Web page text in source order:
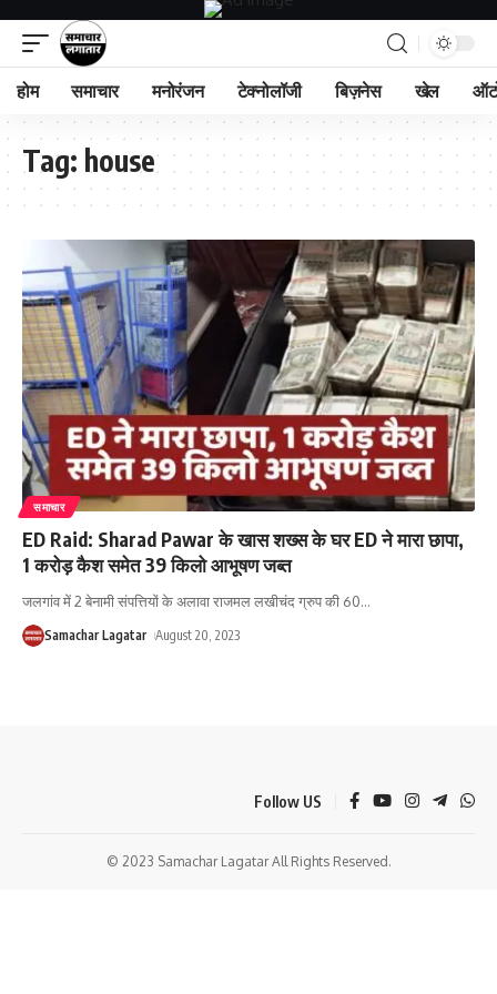
होम समाचार मनोरंजन टेक्नोलॉजी बिज़नेस खेल
Tag: house
समाचार
ED Raid: Sharad Pawar के खास शख्स के घर ED ने मारा छापा,
1 करोड़ कैश समेत 39 किलो आभूषण जब्त
जलगांव में 2 बेनामी संपत्तियों के अलावा राजमल लखीचंद ग्रुप की 60…
Samachar Lagatar August 20, 2023
Follow US
© 2023 Samachar Lagatar All Rights Reserved.